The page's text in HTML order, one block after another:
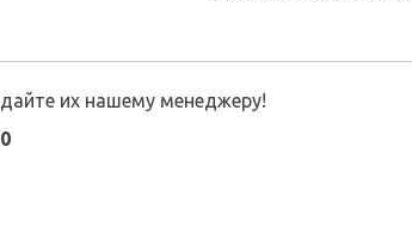
их нашему менеджеру!